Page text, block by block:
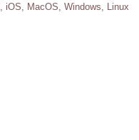
iOS, MacOS, Windows, Linux